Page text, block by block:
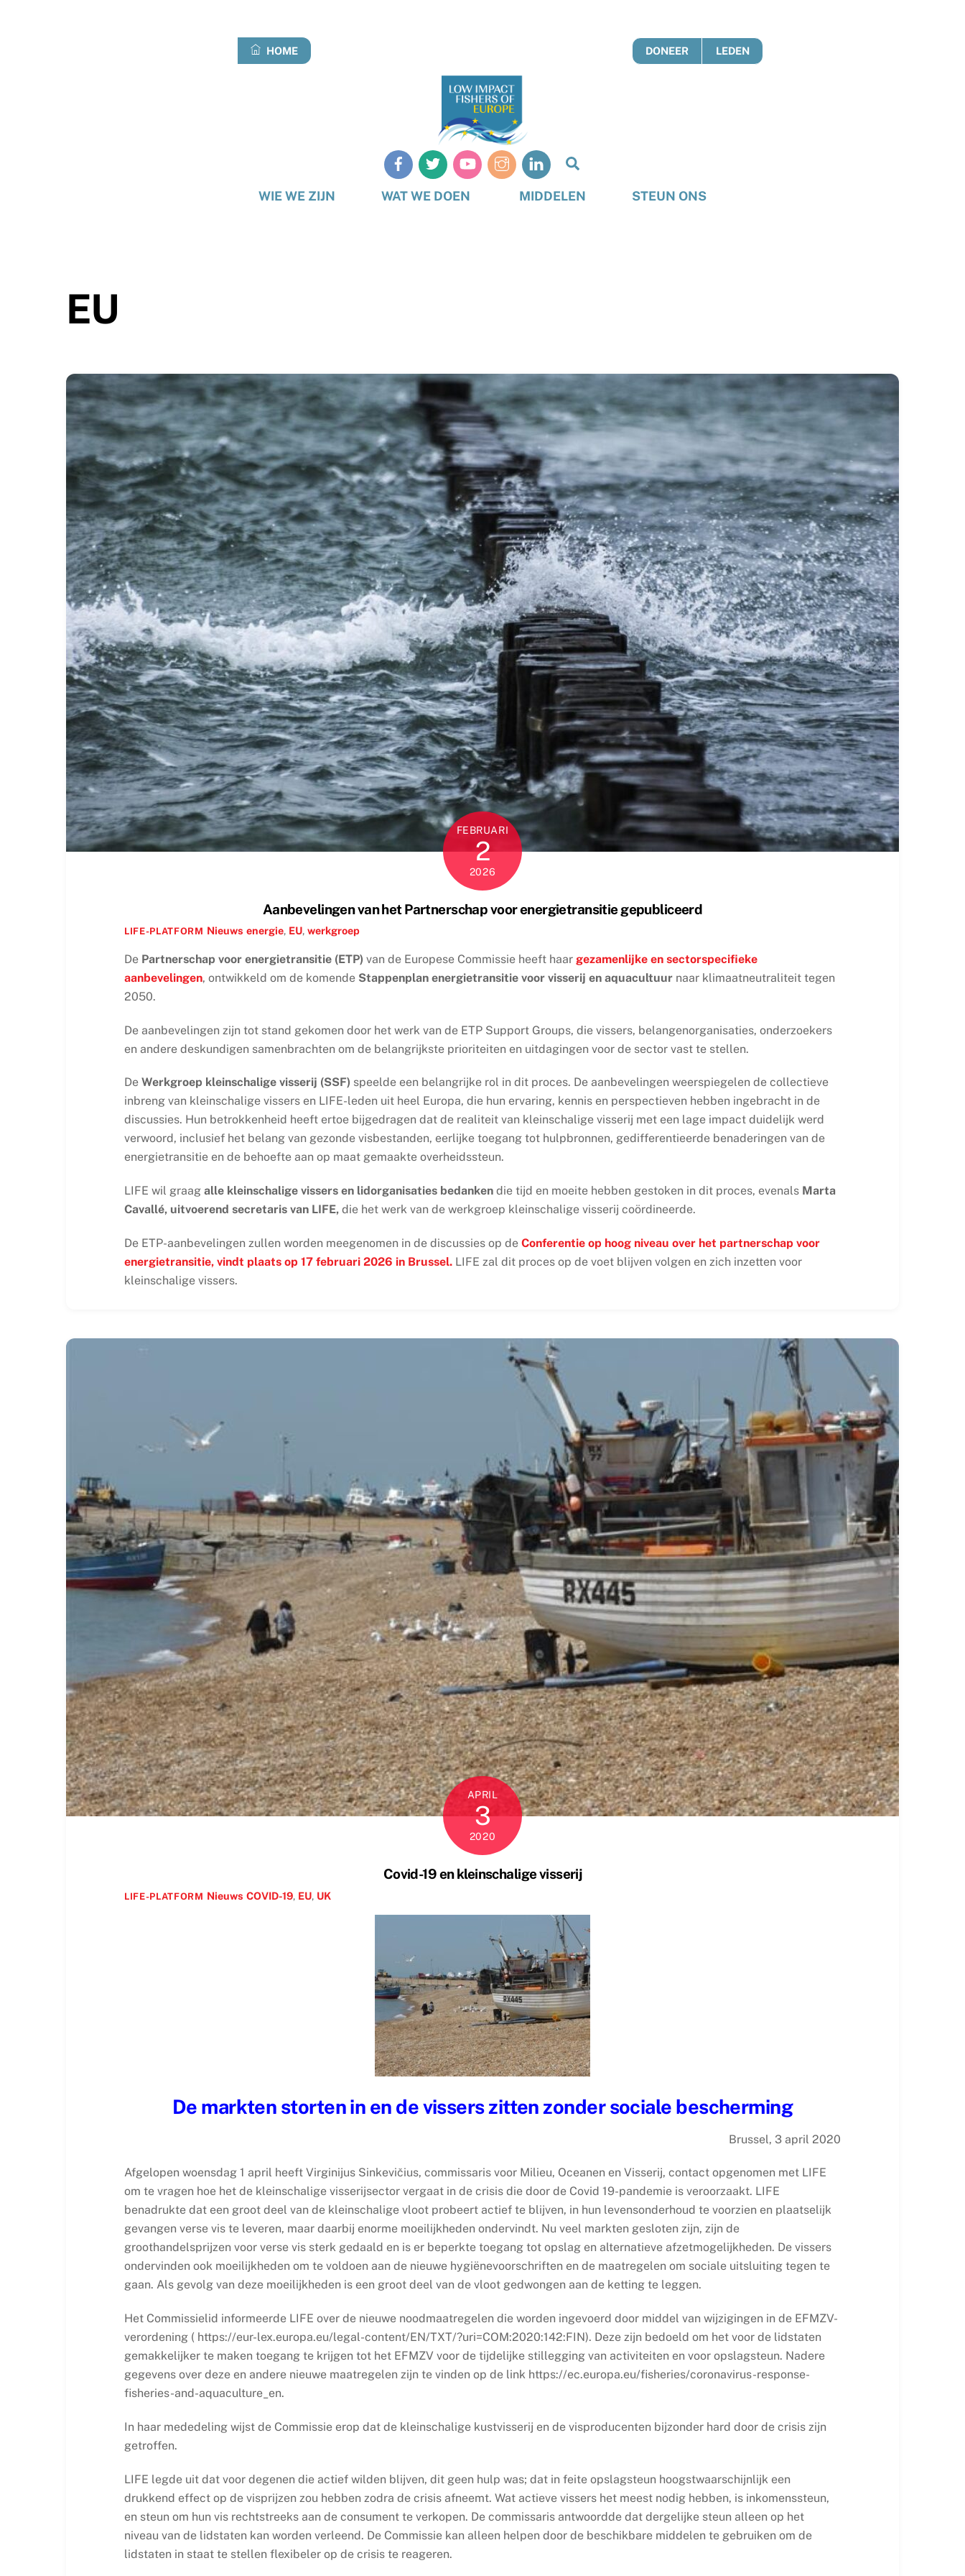
HOME DONEER LEDEN
WIE WE ZIJN WAT WE DOEN MIDDELEN STEUN ONS
EU
FEBRUARI
2
2026
Aanbevelingen van het Partnerschap voor energietransitie gepubliceerd
LIFE-PLATFORM Nieuws energie, EU, werkgroep
De Partnerschap voor energietransitie (ETP) van de Europese Commissie heeft haar gezamenlijke en sectorspecifieke
aanbevelingen, ontwikkeld om de komende Stappenplan energietransitie voor visserij en aquacultuur naar klimaatneutraliteit tegen
2050.
De aanbevelingen zijn tot stand gekomen door het werk van de ETP Support Groups, die vissers, belangenorganisaties, onderzoekers
en andere deskundigen samenbrachten om de belangrijkste prioriteiten en uitdagingen voor de sector vast te stellen.
DeWerkgroep kleinschalige visserij (SSF) speelde een belangrijke rol in dit proces. De aanbevelingen weerspiegelen de collectieve
inbreng van kleinschalige vissers en LIFE-leden uit heel Europa, die hun ervaring, kennis en perspectieven hebben ingebracht in de
discussies. Hun betrokkenheid heeft ertoe bijgedragen dat de realiteit van kleinschalige visserij met een lage impact duidelijk werd
verwoord, inclusief het belang van gezonde visbestanden, eerlijke toegang tot hulpbronnen, gedifferentieerde benaderingen van de
energietransitie en de behoefte aan op maat gemaakte overheidssteun.
LIFE wil graagalle kleinschalige vissers en lidorganisaties bedanken die tijd en moeite hebben gestoken in dit proces, evenals Marta
Cavallé, uitvoerend secretaris van LIFE, die het werk van de werkgroep kleinschalige visserij coördineerde.
De ETP-aanbevelingen zullen worden meegenomen in de discussies op deConferentie op hoog niveau over het partnerschap voor
energietransitie, vindt plaats op17 februari 2026 in Brussel. LIFE zal dit proces op de voet blijven volgen en zich inzetten voor
kleinschalige vissers.
APRIL
3
2020
Covid-19 en kleinschalige visserij
LIFE-PLATFORM Nieuws COVID-19, EU, UK
De markten storten in en de vissers zitten zonder sociale bescherming
Brussel, 3 april 2020
Afgelopen woensdag 1 april heeft Virginijus Sinkevičius, commissaris voor Milieu, Oceanen en Visserij, contact opgenomen met LIFE
om te vragen hoe het de kleinschalige visserijsector vergaat in de crisis die door de Covid 19-pandemie is veroorzaakt. LIFE
benadrukte dat een groot deel van de kleinschalige vloot probeert actief te blijven, in hun levensonderhoud te voorzien en plaatselijk
gevangen verse vis te leveren, maar daarbij enorme moeilijkheden ondervindt. Nu veel markten gesloten zijn, zijn de
groothandelsprijzen voor verse vis sterk gedaald en is er beperkte toegang tot opslag en alternatieve afzetmogelijkheden. De vissers
ondervinden ook moeilijkheden om te voldoen aan de nieuwe hygiënevoorschriften en de maatregelen om sociale uitsluiting tegen te
gaan. Als gevolg van deze moeilijkheden is een groot deel van de vloot gedwongen aan de ketting te leggen.
Het Commissielid informeerde LIFE over de nieuwe noodmaatregelen die worden ingevoerd door middel van wijzigingen in de EFMZV-
verordening ( https://eur-lex.europa.eu/legal-content/EN/TXT/?uri=COM:2020:142:FIN). Deze zijn bedoeld om het voor de lidstaten
gemakkelijker te maken toegang te krijgen tot het EFMZV voor de tijdelijke stillegging van activiteiten en voor opslagsteun. Nadere
gegevens over deze en andere nieuwe maatregelen zijn te vinden op de link https://ec.europa.eu/fisheries/coronavirus-response-
fisheries-and-aquaculture_en.
In haar mededeling wijst de Commissie erop dat de kleinschalige kustvisserij en de visproducenten bijzonder hard door de crisis zijn
getroffen.
LIFE legde uit dat voor degenen die actief wilden blijven, dit geen hulp was; dat in feite opslagsteun hoogstwaarschijnlijk een
drukkend effect op de visprijzen zou hebben zodra de crisis afneemt. Wat actieve vissers het meest nodig hebben, is inkomenssteun,
en steun om hun vis rechtstreeks aan de consument te verkopen. De commissaris antwoordde dat dergelijke steun alleen op het
niveau van de lidstaten kan worden verleend. De Commissie kan alleen helpen door de beschikbare middelen te gebruiken om de
lidstaten in staat te stellen flexibeler op de crisis te reageren.